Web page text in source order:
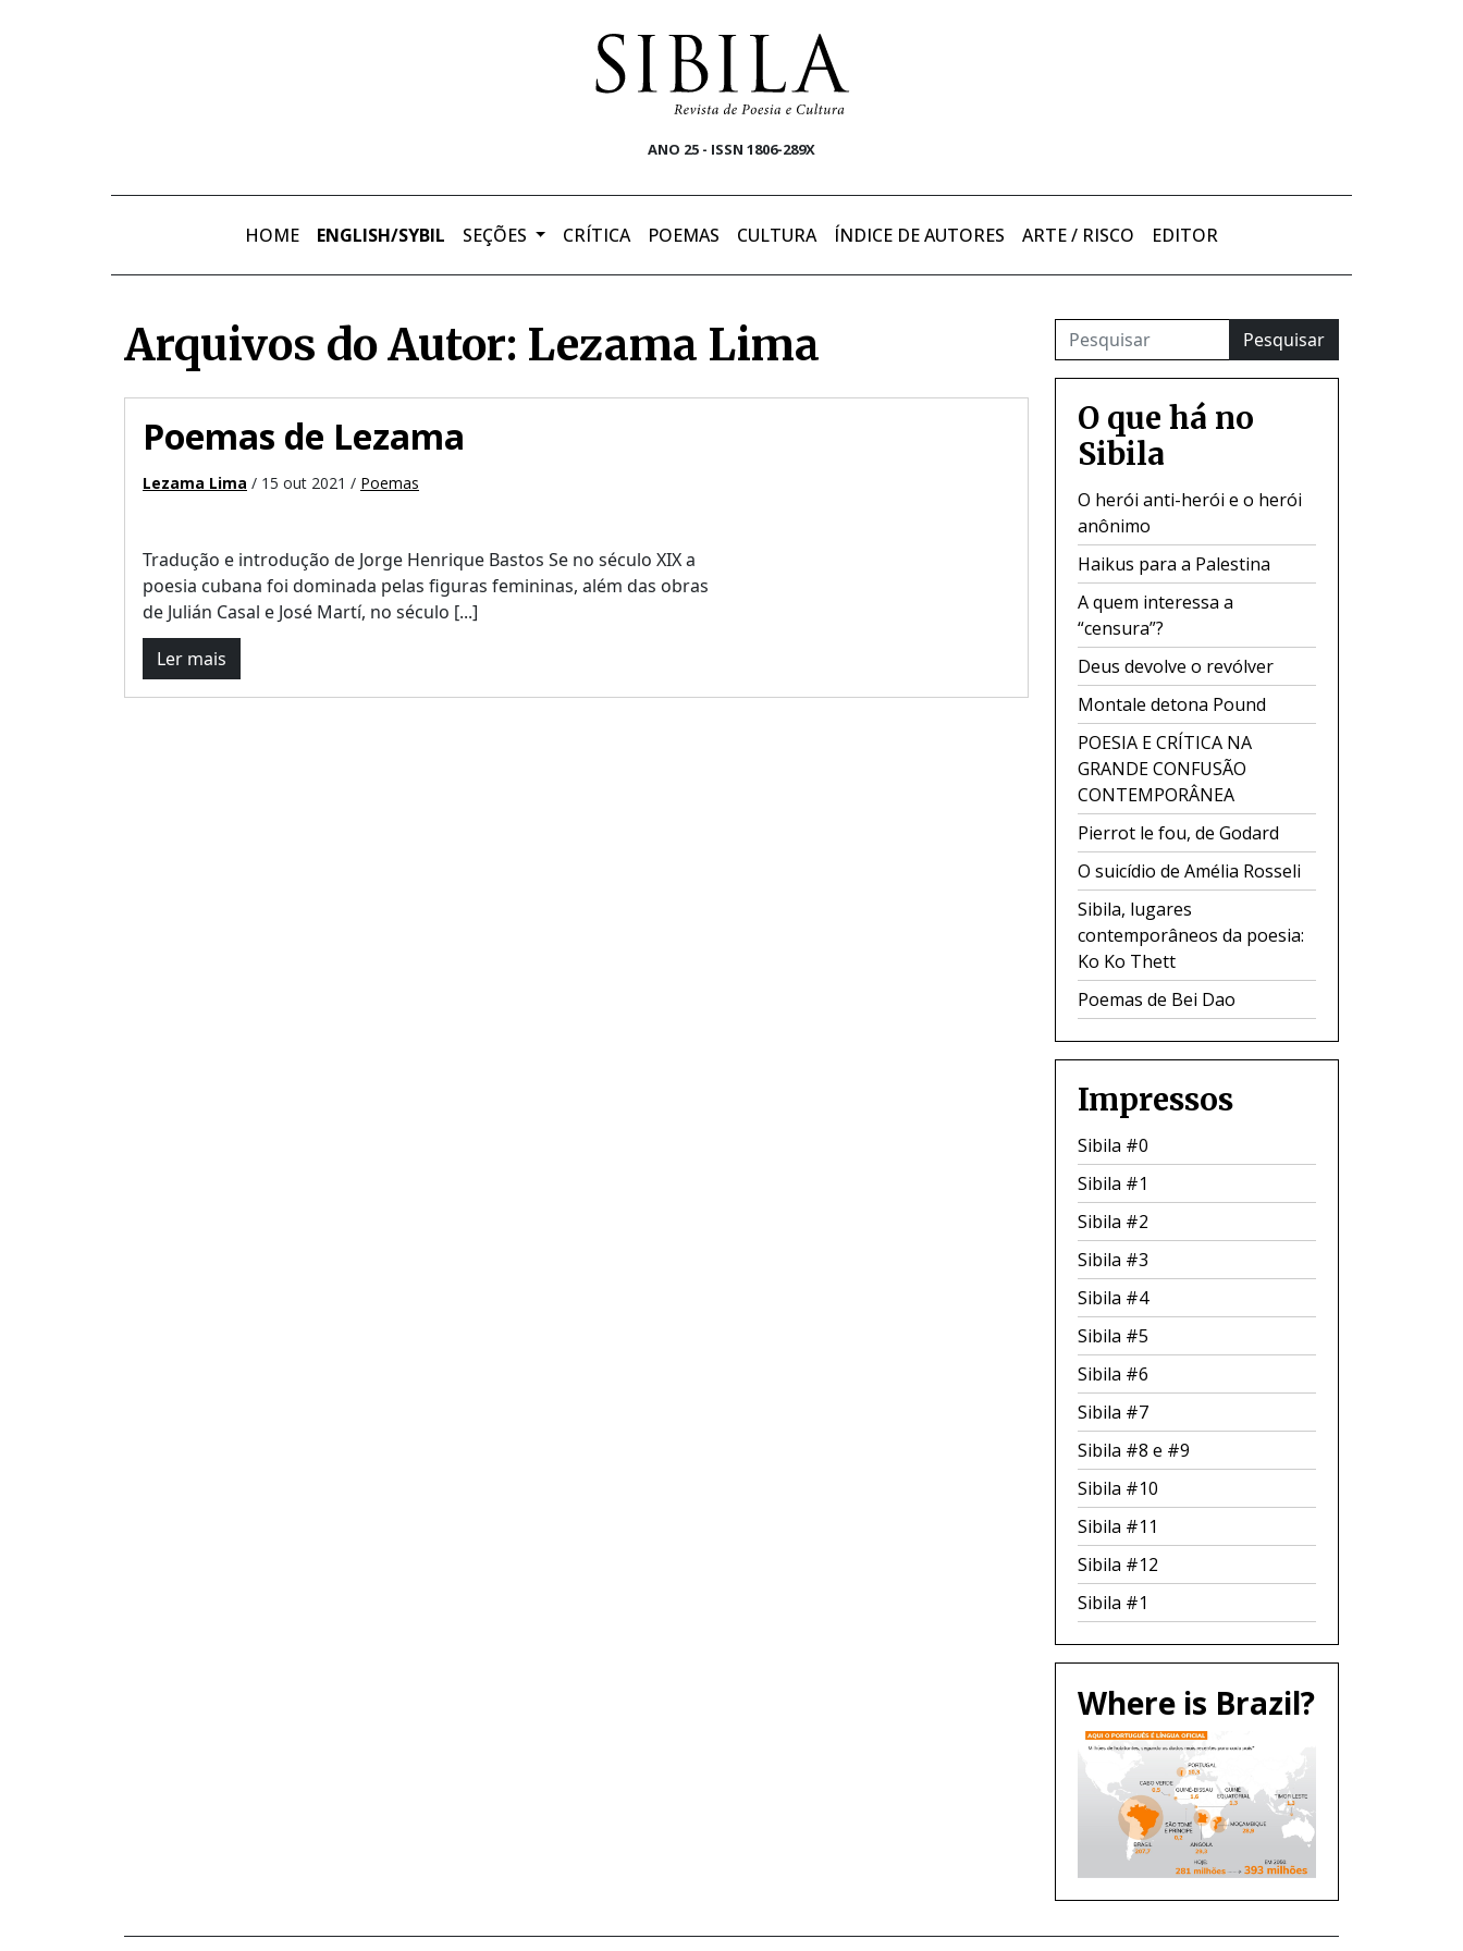
ANO 25 - ISSN 1806-289X
HOME ENGLISH/SYBIL SEÇÕES CRÍTICA POEMAS CULTURA ÍNDICE DE AUTORES ARTE / RISCO EDITOR
Arquivos do Autor: Lezama Lima
Poemas de Lezama
Lezama Lima / 15 out 2021 / Poemas
Tradução e introdução de Jorge Henrique Bastos Se no século XIX a
poesia cubana foi dominada pelas figuras femininas, além das obras
de Julián Casal e José Martí, no século [...]
Ler mais
Pesquisar
O que há no
Sibila
O herói anti-herói e o herói
anônimo
Haikus para a Palestina
A quem interessa a
“censura”?
Deus devolve o revólver
Montale detona Pound
POESIA E CRÍTICA NA
GRANDE CONFUSÃO
CONTEMPORÂNEA
Pierrot le fou, de Godard
O suicídio de Amélia Rosseli
Sibila, lugares
contemporâneos da poesia:
Ko Ko Thett
Poemas de Bei Dao
Impressos
Sibila #0
Sibila #1
Sibila #2
Sibila #3
Sibila #4
Sibila #5
Sibila #6
Sibila #7
Sibila #8 e #9
Sibila #10
Sibila #11
Sibila #12
Sibila #1
Where is Brazil?